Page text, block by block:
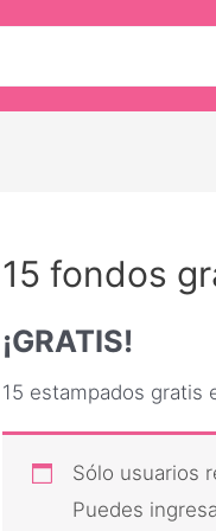
15 fondos
¡GRATIS!
15 estampados gratis
Sólo usuarios
Puedes